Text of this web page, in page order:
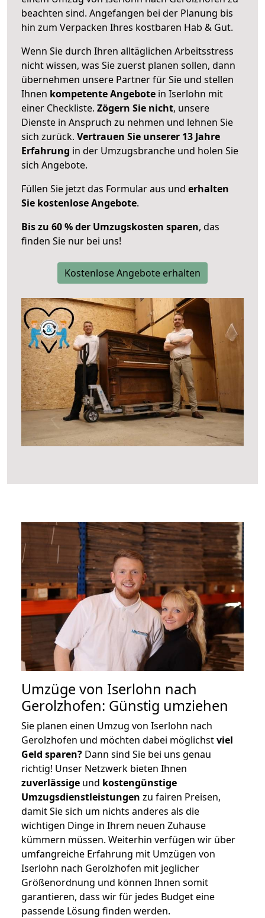
beachten sind. Angefangen bei der Planung bis
hin zum Verpacken Ihres kostbaren Hab & Gut.
Wenn Sie durch Ihren alltäglichen Arbeitsstress
nicht wissen, was Sie zuerst planen sollen, dann
übernehmen unsere Partner für Sie und stellen
Ihnen kompetente Angebote in Iserlohn mit
einer Checkliste. Zögern Sie nicht, unsere
Dienste in Anspruch zu nehmen und lehnen Sie
sich zurück. Vertrauen Sie unserer 13 Jahre
Erfahrung in der Umzugsbranche und holen Sie
sich Angebote.
Füllen Sie jetzt das Formular aus und erhalten
Sie kostenlose Angebote.
Bis zu 60 % der Umzugskosten sparen, das
finden Sie nur bei uns!
Kostenlose Angebote erhalten
Umzüge von Iserlohn nach
Gerolzhofen: Günstig umziehen
Sie planen einen Umzug von Iserlohn nach
Gerolzhofen und möchten dabei möglichstviel
Geld sparen? Dann sind Sie bei uns genau
richtig! Unser Netzwerk bieten Ihnen
zuverlässige und kostengünstige
Umzugsdienstleistungen zu fairen Preisen,
damit Sie sich um nichts anderes als die
wichtigen Dinge in Ihrem neuen Zuhause
kümmern müssen. Weiterhin verfügen wir über
umfangreiche Erfahrung mit Umzügen von
Iserlohn nach Gerolzhofen mit jeglicher
Größenordnung und können Ihnen somit
garantieren, dass wir für jedes Budget eine
passende Lösung finden werden.